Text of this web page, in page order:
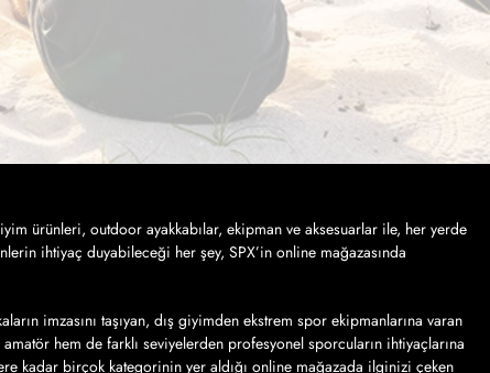
ürünleri, outdoor ayakkabılar, ekipman ve aksesuarlar ile, her yerde
ihtiyaç duyabileceği her şey, SPX’in online mağazasında
imzasını taşıyan, dış giyimden ekstrem spor ekipmanlarına varan
hem de farklı seviyelerden profesyonel sporcuların ihtiyaçlarına
kadar birçok kategorinin yer aldığı online mağazada ilginizi çeken